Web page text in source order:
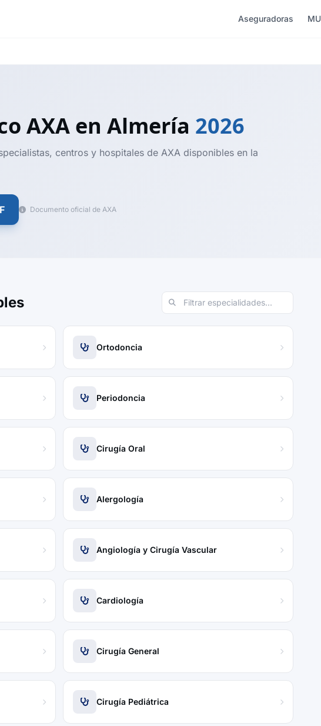
Aseguradoras
AXA en Almería 2026
centros y hospitales de AXA disponibles en la
Documento oficial de AXA
Ortodoncia
Periodoncia
Cirugía Oral
Alergología
Angiología y Cirugía Vascular
Cardiología
Cirugía General
Cirugía Pediátrica